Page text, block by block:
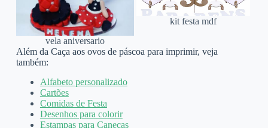
vela aniversario
kit festa mdf
Além da Caça aos ovos de páscoa para imprimir, veja
também:
Alfabeto personalizado
Cartões
Comidas de Festa
Desenhos para colorir
Estampas para Canecas